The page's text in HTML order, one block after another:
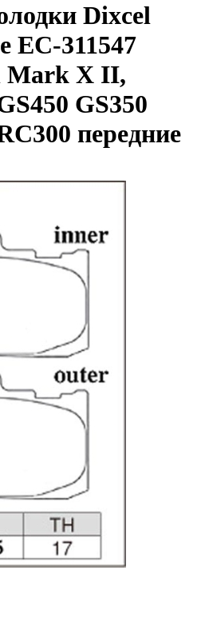
Dixcel
EC-311547
Mark X II,
GS350
передние